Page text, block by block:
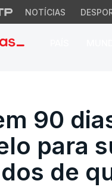
NOTÍCIAS
90
90
para
de